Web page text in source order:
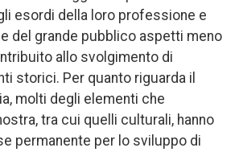
esordi della loro professione e
del grande pubblico aspetti meno
allo svolgimento di
storici. Per quanto riguarda il
molti degli elementi che
tra cui quelli culturali, hanno
permanente per lo sviluppo di